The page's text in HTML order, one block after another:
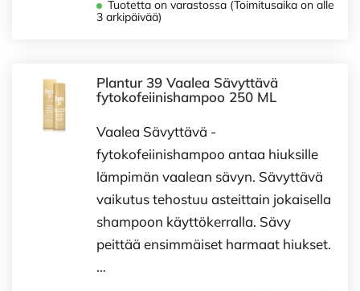
Tuotetta on varastossa (Toimitusaika on alle
3 arkipäivää)
Plantur 39 Vaalea Sävyttävä
fytokofeiinishampoo 250 ML
Vaalea Sävyttävä -
fytokofeiinishampoo antaa hiuksille
lämpimän vaalean sävyn. Sävyttävä
vaikutus tehostuu asteittain jokaisella
shampoon käyttökerralla. Sävy
peittää ensimmäiset harmaat hiukset.
…